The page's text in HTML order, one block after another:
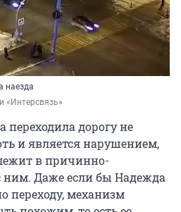
наезда
«Интерсвязь»
переходила дорогу не
и является нарушением,
в причинно-
ним. Даже если бы Надежда
переходу, механизм